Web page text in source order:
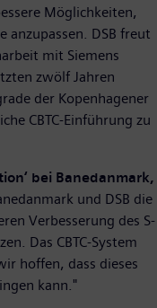
Möglichkeiten,
anzupassen. DSB freut
mit Siemens
zwölf Jahren
der Kopenhagener
CBTC-Einführung zu
bei Banedanmark,
und DSB die
Verbesserung des S-
Das CBTC-System
hoffen, dass dieses
kann."